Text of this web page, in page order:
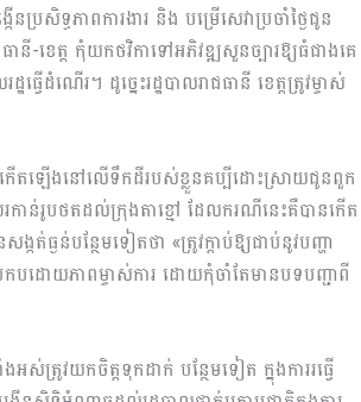
ប្រសិទ្ធភាពការងារ និង បម្រើសេវាប្រចាំថ្ងៃជូន
ានី-ខេត្ត កុំយកថវិកាទៅអភិវឌ្ឍសួនច្បារឱ្យធំជាងគេ
ធ្វើដំណើរ។ ដូច្នេះរដ្ឋបាលរាជធានី ខេត្តត្រូវម្ចាស់
ើតឡើងនៅលើទឹកដីរបស់ខ្លួនគប្បីដោះស្រាយជូនពួក
កាន់រូបថតដល់ក្រុងតាខ្មៅ ដែល​ករណី​នេះ​គឺ​បាន​កើត​
ធ្ងន់បន្ថែមទៀតថា «ត្រូវក្ដាប់ឱ្យជាប់នូវបញ្ហា
ដោយភាពម្ចាស់ការ ដោយ​កុំចាំ​តែមា​ន​បទ​បញ្ជា​ពី
អស់ត្រូវយកចិត្តទុកដាក់ បន្ថែម​ទៀត ក្នុងការរធ្វើ